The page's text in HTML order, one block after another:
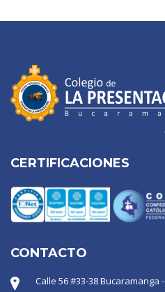
CERTIFICACIONES
CONTACTO
Calle 56 #33-38 Bucaramanga -